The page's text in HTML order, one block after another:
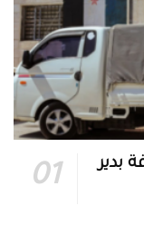
بدير